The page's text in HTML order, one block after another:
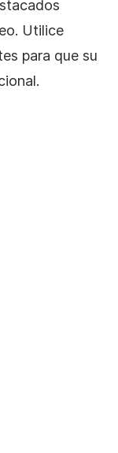
. Utilice
para que su